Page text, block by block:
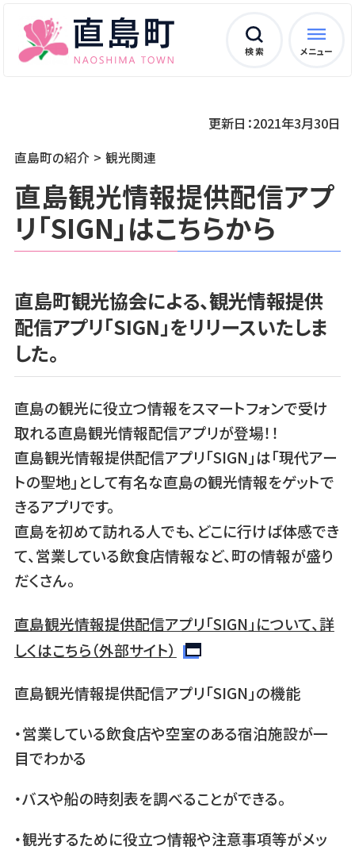
検 索 メニュー
直島町の紹介 観光関連
更新日：2021年3月30日
直島観光情報提供配信アプ
リ「SIGN」はこちらから
直島町観光協会による、観光情報提供
配信アプリ「SIGN」をリリースいたしま
した。
直島の観光に役立つ情報をスマートフォンで受け
取れる直島観光情報配信アプリが登場！！
直島観光情報提供配信アプリ「SIGN」は「現代アー
トの聖地」として有名な直島の観光情報をゲットで
きるアプリです。
直島を初めて訪れる人でも、どこに行けば体感でき
て、営業している飲食店情報など、町の情報が盛り
だくさん。
直島観光情報提供配信アプリ「SIGN」について、詳
しくはこちら（外部サイト）
直島観光情報提供配信アプリ「SIGN」の機能
・営業している飲食店や空室のある宿泊施設が一
目でわかる
・バスや船の時刻表を調べることができる。
・観光するために役立つ情報や注意事項等がメッ